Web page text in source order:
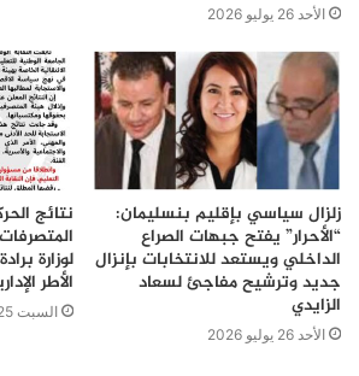
الأحد 26 يوليو 2026
زلزال سياسي بإقليم بنسليمان:
“الأحرار” يفتح جبهات الصراع
الداخلي ويستعد للانتخابات بإنزال
جديد وترشيح مفاجئ لسعاد
الزايدي
الأحد 26 يوليو 2026
نتائج
لوزارة
الأطر
السبت 25 يوليو 2026